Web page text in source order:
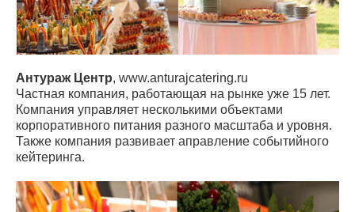
Антураж Центр, www.anturajcatering.ru
Частная компания, работающая на рынке уже 15 лет.
Компания управляет несколькими объектами
корпоративного питания разного масштаба и уровня.
Также компания развивает аправление событийного
кейтеринга.